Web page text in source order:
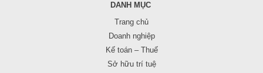
DANH MỤC
Trang chủ
Doanh nghiệp
Kế toán – Thuế
Sở hữu trí tuệ